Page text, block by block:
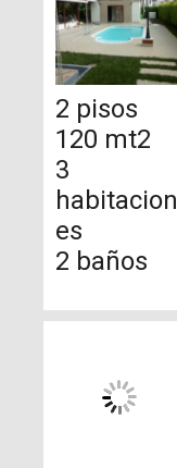
2 pisos
120 mt2
3
habitacion
es
2 baños